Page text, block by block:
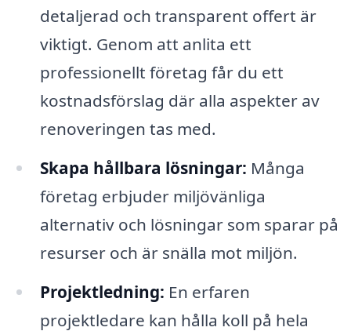
detaljerad och transparent offert är
viktigt. Genom att anlita ett
professionellt företag får du ett
kostnadsförslag där alla aspekter av
renoveringen tas med.
Skapa hållbara lösningar: Många
företag erbjuder miljövänliga
alternativ och lösningar som sparar på
resurser och är snälla mot miljön.
Projektledning: En erfaren
projektledare kan hålla koll på hela